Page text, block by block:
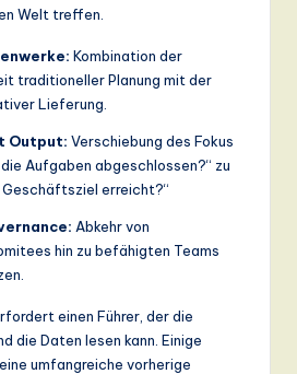
Welt treffen.
Kombination der
traditioneller Planung mit der
Lieferung.
Output: Verschiebung des Fokus
Aufgaben abgeschlossen?“ zu
Geschäftsziel erreicht?“
Abkehr von
hin zu befähigten Teams
einen Führer, der die
die Daten lesen kann. Einige
umfangreiche vorherige